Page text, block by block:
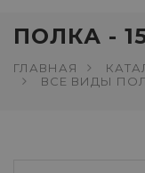
ПОЛКА -
ГЛАВНАЯ
ВСЕ ВИДЫ